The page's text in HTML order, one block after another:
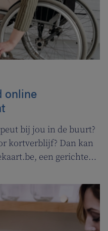
online
bij jou in de buurt?
kortverblijf? Dan kan
een gerichte
Heel handig voor zowel